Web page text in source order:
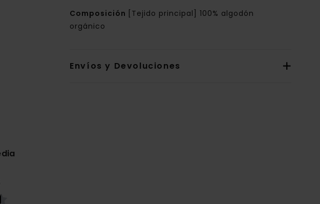
Composición [Tejido principal] 100% algodón
orgánico
Envíos y Devoluciones